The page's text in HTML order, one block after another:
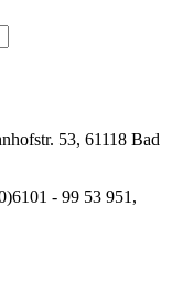
53, 61118 Bad
- 99 53 951,